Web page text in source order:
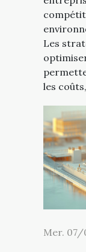
Les
les
Mer.